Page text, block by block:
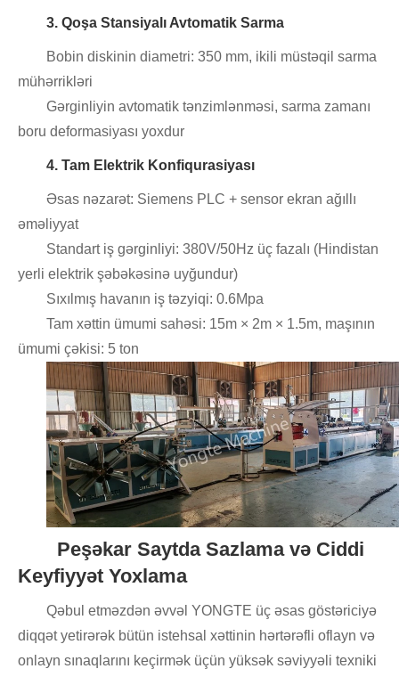
3. Qoşa Stansiyalı Avtomatik Sarma
Bobin diskinin diametri: 350 mm, ikili müstəqil sarma
mühərrikləri
Gərginliyin avtomatik tənzimlənməsi, sarma zamanı
boru deformasiyası yoxdur
4. Tam Elektrik Konfiqurasiyası
Əsas nəzarət: Siemens PLC + sensor ekran ağıllı
əməliyyat
Standart iş gərginliyi: 380V/50Hz üç fazalı (Hindistan
yerli elektrik şəbəkəsinə uyğundur)
Sıxılmış havanın iş təzyiqi: 0.6Mpa
Tam xəttin ümumi sahəsi: 15m × 2m × 1.5m, maşının
ümumi çəkisi: 5 ton
Peşəkar Saytda Sazlama və Ciddi
Keyfiyyət Yoxlama
Qəbul etməzdən əvvəl YONGTE üç əsas göstəriciyə
diqqət yetirərək bütün istehsal xəttinin hərtərəfli oflayn və
onlayn sınaqlarını keçirmək üçün yüksək səviyyəli texniki